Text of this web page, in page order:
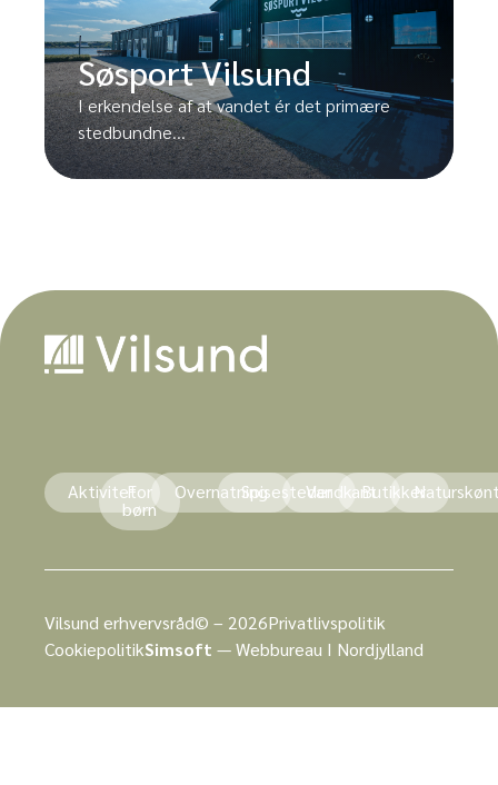
Søsport Vilsund
I erkendelse af at vandet ér det primære
stedbundne...
AktivitetFor
børn
OvernatningSpisestederVandkantButikker
Vilsund erhvervsråd© – 2026Privatlivspolitik
CookiepolitikSimsoft — Webbureau I Nordjylland